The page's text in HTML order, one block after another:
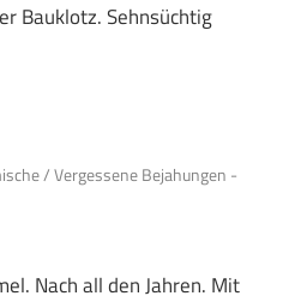
Bauklotz. Sehnsüchtig
/Vergessene Bejahungen -
Nach all den Jahren. Mit